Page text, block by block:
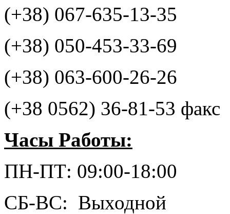
(+38) 067-635-13-35
(+38) 050-453-33-69
(+38) 063-600-26-26
(+38 0562) 36-81-53 факс
Часы Работы:
ПН-ПТ: 09:00-18:00
СБ-ВС: Выходной